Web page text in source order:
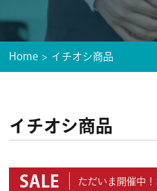
Home イチオシ商品
イチオシ商品
SALE ただいま開催中